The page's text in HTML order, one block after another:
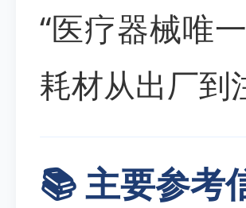
“医疗器械唯
耗材从出厂到
📚 主要参考